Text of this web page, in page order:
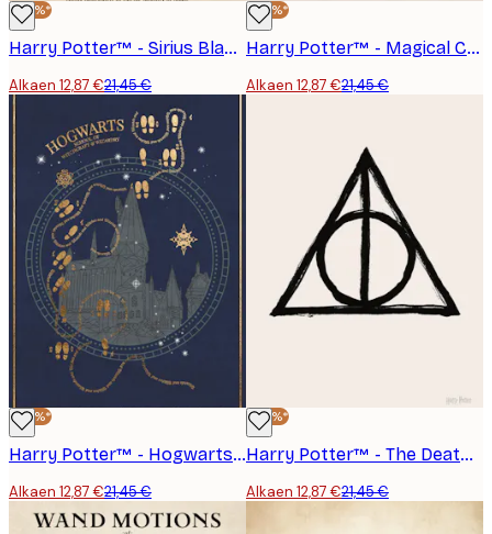
-40%*
Harry Potter™ - Sirius Black Juliste
Alkaen 12,87 €21,45 €
-40%*
Harry Potter™ - Magical Creatures Juliste
Alkaen 12,87 €21,45 €
-40%*
Harry Potter™ - Hogwarts School Juliste
Alkaen 12,87 €21,45 €
-40%*
Harry Potter™ - The Deathly Hallows Juliste
Alkaen 12,87 €21,45 €